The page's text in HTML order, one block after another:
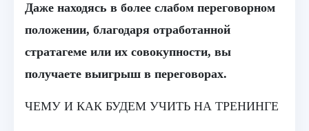
Даже находясь в более слабом переговорном
положении, благодаря отработанной
стратагеме или их совокупности, вы
получаете выигрыш в переговорах.
ЧЕМУ И КАК БУДЕМ УЧИТЬ НА ТРЕНИНГЕ